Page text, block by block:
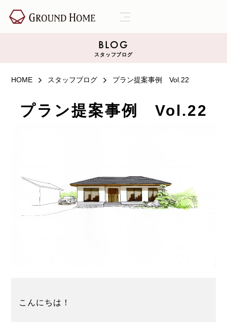
BLOG
スタッフブログ
HOME スタッフブログ プラン提案事例 Vol.22
プラン提案事例 Vol.22
こんにちは！